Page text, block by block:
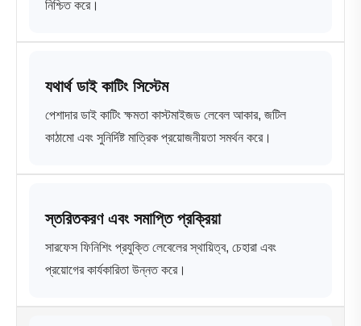
নিশ্চিত করে।
যথার্থ ডাই কাটিং সিস্টেম
পেশাদার ডাই কাটিং ক্ষমতা কাস্টমাইজড লেবেল আকার, জটিল
কাঠামো এবং সুনির্দিষ্ট মাত্রিক প্রয়োজনীয়তা সমর্থন করে।
স্তরিতকরণ এবং সমাপ্তি প্রক্রিয়া
সারফেস ফিনিশিং প্রযুক্তি লেবেলের স্থায়িত্ব, চেহারা এবং
প্রয়োগের কার্যকারিতা উন্নত করে।